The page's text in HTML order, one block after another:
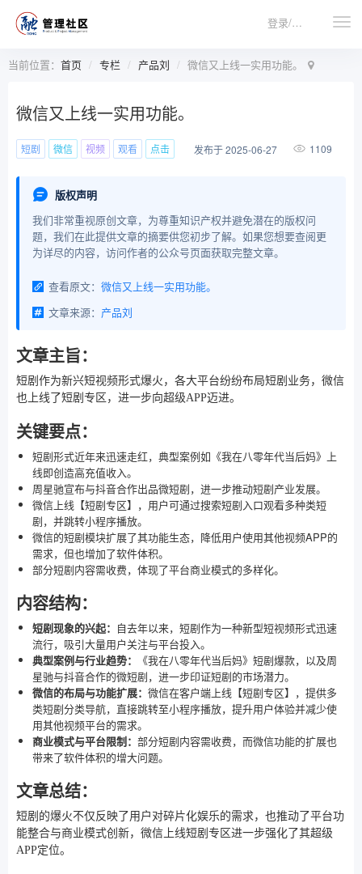
登录/注册
当前位置： 首页 专栏 产品刘 微信又上线一实用功能。
微信又上线一实用功能。
短剧 微信 视频 观看 点击 发布于 2025-06-27 1109
版权声明
我们非常重视原创文章，为尊重知识产权并避免潜在的版权问
题，我们在此提供文章的摘要供您初步了解。如果您想要查阅更
为详尽的内容，访问作者的公众号页面获取完整文章。
查看原文： 微信又上线一实用功能。
文章来源： 产品刘
文章主旨：
短剧作为新兴短视频形式爆火，各大平台纷纷布局短剧业务，微信
也上线了短剧专区，进一步向超级APP迈进。
关键要点：
短剧形式近年来迅速走红，典型案例如《我在八零年代当后妈》上
线即创造高充值收入。
周星驰宣布与抖音合作出品微短剧，进一步推动短剧产业发展。
微信上线【短剧专区】，用户可通过搜索短剧入口观看多种类短
剧，并跳转小程序播放。
微信的短剧模块扩展了其功能生态，降低用户使用其他视频APP的
需求，但也增加了软件体积。
部分短剧内容需收费，体现了平台商业模式的多样化。
内容结构：
短剧现象的兴起： 自去年以来，短剧作为一种新型短视频形式迅速
流行，吸引大量用户关注与平台投入。
典型案例与行业趋势：
《我在八零年代当后妈》短剧爆款，以及周
星驰与抖音合作的微短剧，进一步印证短剧的市场潜力。
微信的布局与功能扩展： 微信在客户端上线【短剧专区】，提供多
类短剧分类导航，直接跳转至小程序播放，提升用户体验并减少使
用其他视频平台的需求。
商业模式与平台限制： 部分短剧内容需收费，而微信功能的扩展也
带来了软件体积的增大问题。
文章总结：
短剧的爆火不仅反映了用户对碎片化娱乐的需求，也推动了平台功
能整合与商业模式创新，微信上线短剧专区进一步强化了其超级
APP定位。